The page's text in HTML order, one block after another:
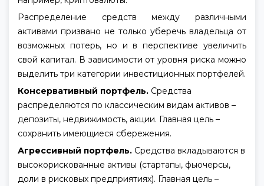
Распределение средств между различными
активами призвано не только уберечь владельца от
возможных потерь, но и в перспективе увеличить
свой капитал. В зависимости от уровня риска можно
выделить три категории инвестиционных портфелей.
Консервативный портфель. Средства
распределяются по классическим видам активов –
депозиты, недвижимость, акции. Главная цель –
сохранить имеющиеся сбережения.
Агрессивный портфель. Средства вкладываются в
высокорискованные активы (стартапы, фьючерсы,
доли в рисковых предприятиях). Главная цель –